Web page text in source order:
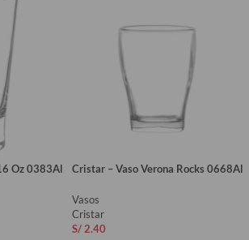
Oz 0383Al Cristar – Vaso Verona Rocks 0668Al
Vasos
Cristar
S/ 2.40